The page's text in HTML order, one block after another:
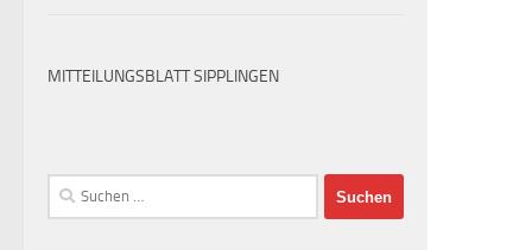
MITTEILUNGSBLATT SIPPLINGEN
Suchen
nach: